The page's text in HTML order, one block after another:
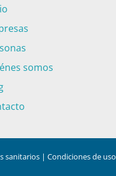
somos
sanitarios | Condiciones de uso